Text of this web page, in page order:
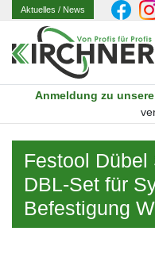
Aktuelles/ News
Anmeldung zu
Festool
DBL-Set für
Befestigung